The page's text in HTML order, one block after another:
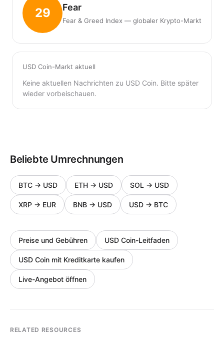
29 Fear
Fear & Greed Index — globaler Krypto-Markt
USD Coin-Markt aktuell
Keine aktuellen Nachrichten zu USD Coin. Bitte später
wieder vorbeischauen.
Beliebte Umrechnungen
BTC → USD ETH → USD SOL → USD
XRP → EUR BNB → USD USD → BTC
Preise und Gebühren USD Coin-Leitfaden
USD Coin mit Kreditkarte kaufen
Live-Angebot öffnen
RELATED RESOURCES